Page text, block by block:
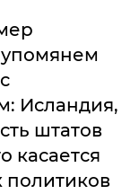
упомянем
Исландия,
штатов
касается
политиков